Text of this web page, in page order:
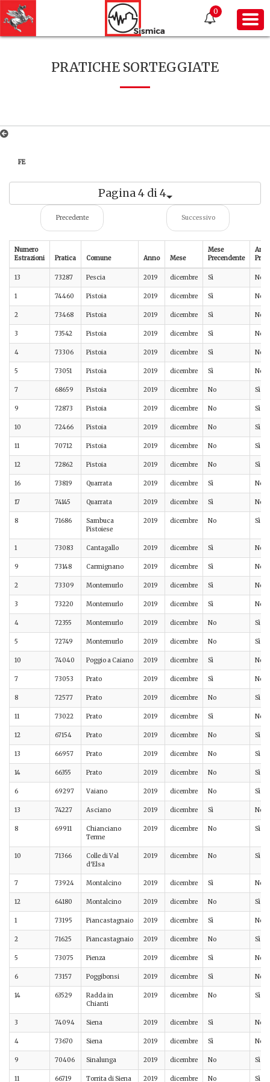
0
PRATICHE SORTEGGIATE
FE
Pagina 4 di 4
Precedente Successivo
Numero
Estrazioni
Pratica Comune Anno Mese
Mese
Precendente
13 73287 Pescia 2019 dicembre Sì No
1 74460 Pistoia 2019 dicembre Sì No
2 73468 Pistoia 2019 dicembre Sì No
3 73542 Pistoia 2019 dicembre Sì No
4 73306 Pistoia 2019 dicembre Sì No
5 73051 Pistoia 2019 dicembre Sì No
7 68659 Pistoia 2019 dicembre No Sì
9 72873 Pistoia 2019 dicembre No Sì
10 72466 Pistoia 2019 dicembre No Sì
11 70712 Pistoia 2019 dicembre No Sì
12 72862 Pistoia 2019 dicembre No Sì
16 73819 Quarrata 2019 dicembre Sì No
17 74145 Quarrata 2019 dicembre Sì No
8 71686
Sambuca
Pistoiese
2019 dicembre No Sì
1 73083 Cantagallo 2019 dicembre Sì No
9 73148 Carmignano 2019 dicembre Sì No
2 73309 Montemurlo 2019 dicembre Sì No
3 73220 Montemurlo 2019 dicembre Sì No
4 72355 Montemurlo 2019 dicembre No Sì
5 72749 Montemurlo 2019 dicembre No Sì
10 74040 Poggio a Caiano 2019 dicembre Sì No
7 73053 Prato 2019 dicembre Sì No
8 72577 Prato 2019 dicembre No Sì
11 73022 Prato 2019 dicembre Sì No
12 67154 Prato 2019 dicembre No Sì
13 66957 Prato 2019 dicembre No Sì
14 66355 Prato 2019 dicembre No Sì
6 69297 Vaiano 2019 dicembre No Sì
13 74227 Asciano 2019 dicembre Sì No
8 69911
Chianciano
Terme
2019 dicembre No Sì
10 71366
Colle di Val
d'Elsa
2019 dicembre No Sì
7 73924 Montalcino 2019 dicembre Sì No
12 64180 Montalcino 2019 dicembre No Sì
1 73195 Piancastagnaio 2019 dicembre Sì No
2 71625 Piancastagnaio 2019 dicembre No Sì
5 73075 Pienza 2019 dicembre Sì No
6 73157 Poggibonsi 2019 dicembre Sì No
14 63529
Radda in
Chianti
2019 dicembre No Sì
3 74094 Siena 2019 dicembre Sì No
4 73670 Siena 2019 dicembre Sì No
9 70406 Sinalunga 2019 dicembre No Sì
11 66719 Torrita di Siena 2019 dicembre No Sì